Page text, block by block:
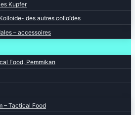
Kupfer
des autres colloïdes
– accessoires
Food, Pemmikan
– Tactical Food